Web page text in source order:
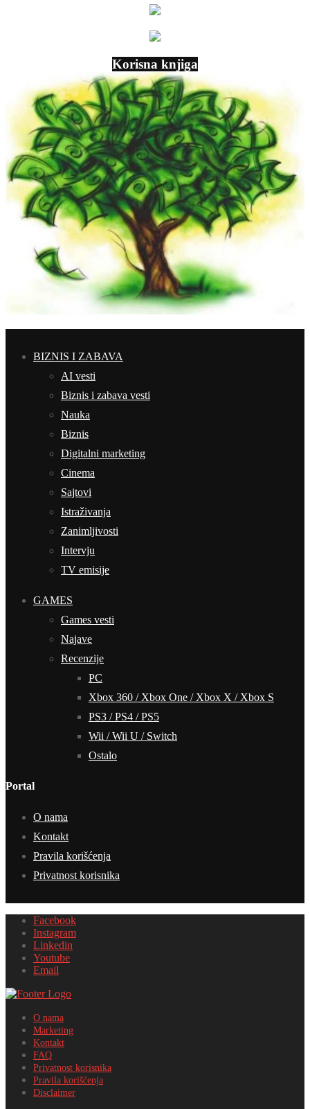
Korisna knjiga
BIZNIS I ZABAVA
AI vesti
Biznis i zabava vesti
Nauka
Biznis
Digitalni marketing
Cinema
Sajtovi
Istraživanja
Zanimljivosti
Intervju
TV emisije
GAMES
Games vesti
Najave
Recenzije
PC
Xbox 360 / Xbox One / Xbox X / Xbox S
PS3 / PS4 / PS5
Wii / Wii U / Switch
Ostalo
Portal
O nama
Kontakt
Pravila korišćenja
Privatnost korisnika
Facebook
Instagram
Linkedin
Youtube
Email
O nama
Marketing
Kontakt
FAQ
Privatnost korisnika
Pravila korišćenja
Disclaimer